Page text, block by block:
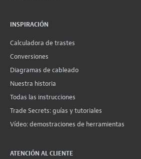
INSPIRACIÓN
Calculadora de trastes
Conversiones
Diagramas de cableado
Nuestra historia
Todas las instrucciones
Trade Secrets: guías y tutoriales
Vídeo: demostraciones de herramientas
ATENCIÓN AL CLIENTE